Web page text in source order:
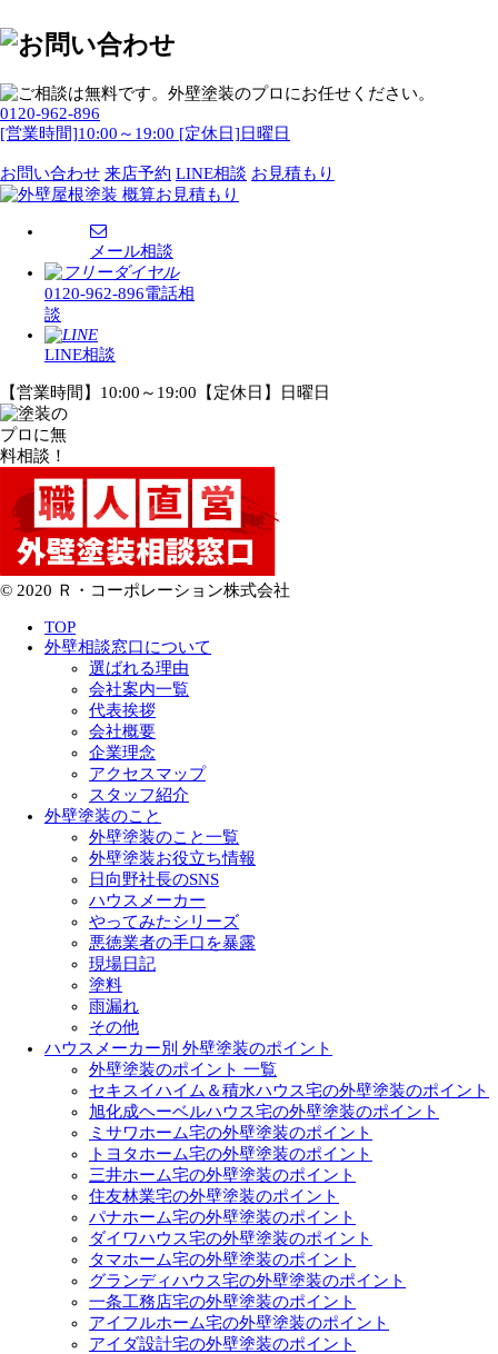
0120-962-896
[営業時間]10:00～19:00 [定休日]日曜日
お問い合わせ 来店予約 LINE相談 お見積もり
メール相談
0120-962-896電話相
談
LINE相談
【営業時間】10:00～19:00【定休日】日曜日
© 2020 Ｒ・コーポレーション株式会社
TOP
外壁相談窓口について
選ばれる理由
会社案内一覧
代表挨拶
会社概要
企業理念
アクセスマップ
スタッフ紹介
外壁塗装のこと
外壁塗装のこと一覧
外壁塗装お役立ち情報
日向野社長のSNS
ハウスメーカー
やってみたシリーズ
悪徳業者の手口を暴露
現場日記
塗料
雨漏れ
その他
ハウスメーカー別 外壁塗装のポイント
外壁塗装のポイント 一覧
セキスイハイム＆積水ハウス宅の外壁塗装のポイント
旭化成ヘーベルハウス宅の外壁塗装のポイント
ミサワホーム宅の外壁塗装のポイント
トヨタホーム宅の外壁塗装のポイント
三井ホーム宅の外壁塗装のポイント
住友林業宅の外壁塗装のポイント
パナホーム宅の外壁塗装のポイント
ダイワハウス宅の外壁塗装のポイント
タマホーム宅の外壁塗装のポイント
グランディハウス宅の外壁塗装のポイント
一条工務店宅の外壁塗装のポイント
アイフルホーム宅の外壁塗装のポイント
アイダ設計宅の外壁塗装のポイント